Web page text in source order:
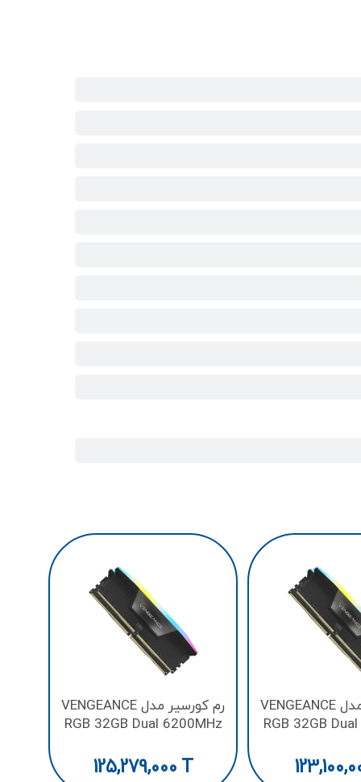
رم کورسیر مدل VENGEANCE
RGB 32GB
رم کورسیر مدل VENGEANCE
RGB 32GB Dual 6200MHz
125,279,000 T